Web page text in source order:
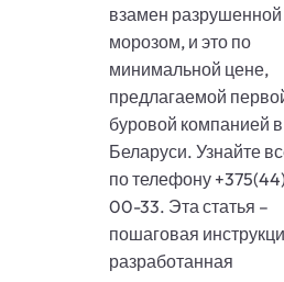
взамен разрушенной
морозом, и это по
минимальной цене,
предлагаемой
буровой компанией в
Беларуси. Узнайте
по телефону
00-33. Эта статья –
пошаговая
разработанная